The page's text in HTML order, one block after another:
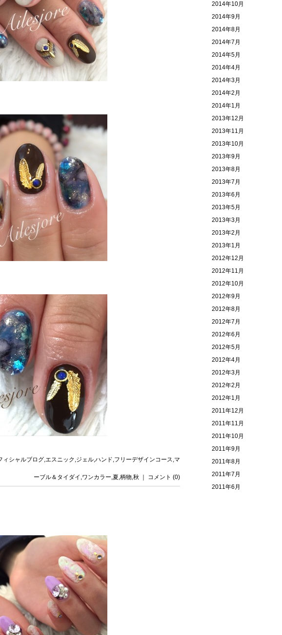
ィシャルブログ,エスニック ,ジェル,ハンド,フリーデザインコース,マ
ーブル＆タイダイ ,ワンカラー,夏,柄物,秋 コメント (0)
2014年10月
2014年9月
2014年8月
2014年7月
2014年5月
2014年4月
2014年3月
2014年2月
2014年1月
2013年12月
2013年11月
2013年10月
2013年9月
2013年8月
2013年7月
2013年6月
2013年5月
2013年3月
2013年2月
2013年1月
2012年12月
2012年11月
2012年10月
2012年9月
2012年8月
2012年7月
2012年6月
2012年5月
2012年4月
2012年3月
2012年2月
2012年1月
2011年12月
2011年11月
2011年10月
2011年9月
2011年8月
2011年7月
2011年6月